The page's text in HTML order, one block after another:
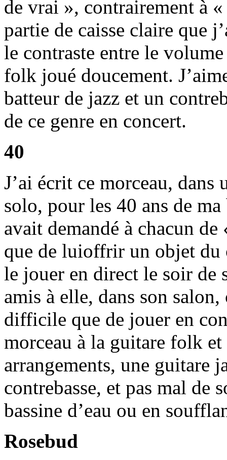
de vrai », contrairement à
partie de caisse claire que
le contraste entre le
folk joué doucement.
batteur de jazz et un
de ce genre en concert.
40
J’ai écrit ce morceau,
solo, pour les 40 ans de
avait demandé à chacun
que de luioffrir un objet du
le jouer en direct le soir de
amis à elle, dans son
difficile que de jouer en
morceau à la guitare folk
arrangements, une guitare
contrebasse, et pas mal de
bassine d’eau ou en
Rosebud